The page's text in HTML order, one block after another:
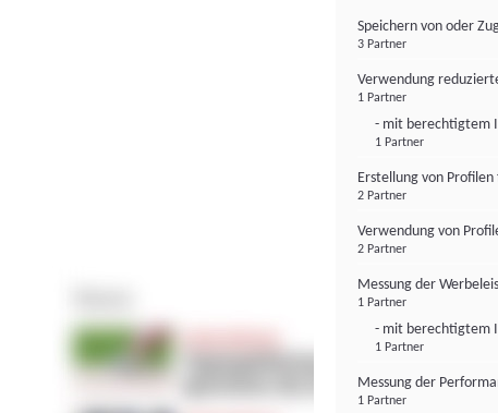
Speichern von oder
3 Partner
Verwendung
1 Partner
- mit berechtigtem
1 Partner
Erstellung von
2 Partner
Verwendung von
2 Partner
Messung der
1 Partner
- mit berechtigtem
1 Partner
Messung der
1 Partner